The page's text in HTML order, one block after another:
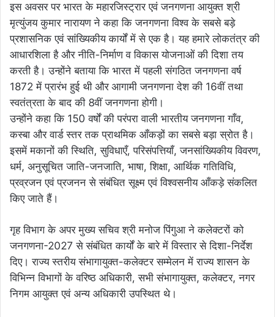
इस अवसर पर भारत के महारजिस्ट्रार एवं जनगणना आयुक्त श्री
मृत्युंजय कुमार नारायण ने कहा कि जनगणना विश्व के सबसे बड़े
प्रशासनिक एवं सांख्यिकीय कार्यों में से एक है। यह हमारे लोकतंत्र की
आधारशिला है और नीति-निर्माण व विकास योजनाओं की दिशा तय
करती है। उन्होंने बताया कि भारत में पहली संगठित जनगणना वर्ष
1872 में प्रारंभ हुई थी और आगामी जनगणना देश की 16वीं तथा
स्वतंत्रता के बाद की 8वीं जनगणना होगी।
उन्होंने कहा कि 150 वर्षों की परंपरा वाली भारतीय जनगणना गाँव,
कस्बा और वार्ड स्तर तक प्राथमिक आँकड़ों का सबसे बड़ा स्रोत है।
इसमें मकानों की स्थिति, सुविधाएँ, परिसंपत्तियाँ, जनसांख्यिकीय विवरण,
धर्म, अनुसूचित जाति-जनजाति, भाषा, शिक्षा, आर्थिक गतिविधि,
प्रव्रजन एवं प्रजनन से संबंधित सूक्ष्म एवं विश्वसनीय आँकड़े संकलित
किए जाते हैं।
गृह विभाग के अपर मुख्य सचिव श्री मनोज पिंगुआ ने कलेक्टरों को
जनगणना-2027 से संबंधित कार्यों के बारे में विस्तार से दिशा-निर्देश
दिए। राज्य स्तरीय संभागायुक्त-कलेक्टर सम्मेलन में राज्य शासन के
विभिन्न विभागों के वरिष्ठ अधिकारी, सभी संभागायुक्त, कलेक्टर, नगर
निगम आयुक्त एवं अन्य अधिकारी उपस्थित थे।